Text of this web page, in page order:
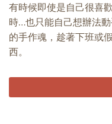
有時候即使是自己很喜
時…也只能自己想辦法
的手作魂，趁著下班或
西。